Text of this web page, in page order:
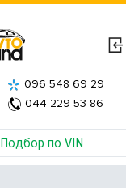
Подбор по VIN
096 548 69 29
044 229 53 86